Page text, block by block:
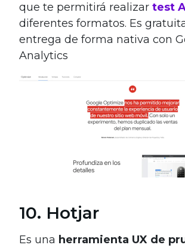
que te permitirá realizar test
diferentes formatos. Es
entrega de forma nativa con
Analytics
10. Hotjar
Es una herramienta UX de